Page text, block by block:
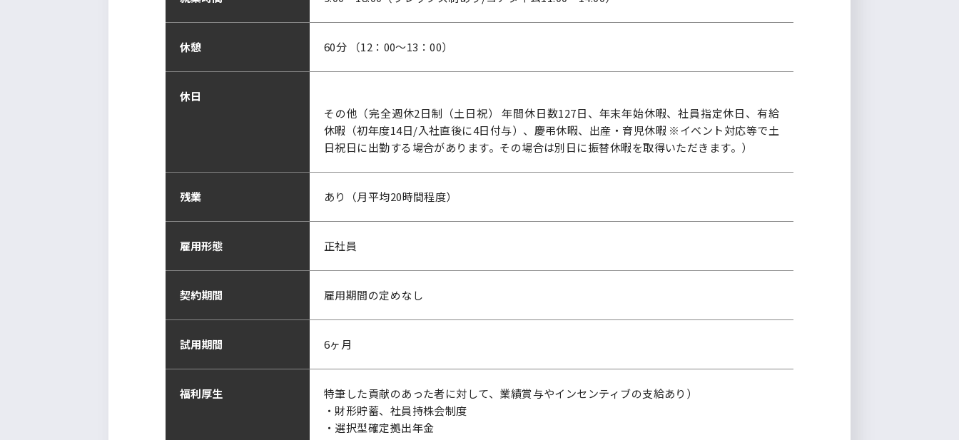
休憩 60分 （12：00～13：00）
休日
その他（完全週休2日制（土日祝） 年間休日数127日、年末年始休暇、社員指定休日、有給
休暇（初年度14日/入社直後に4日付与）、慶弔休暇、出産・育児休暇 ※イベント対応等で土
日祝日に出勤する場合があります。その場合は別日に振替休暇を取得いただきます。）
残業 あり（月平均20時間程度）
雇用形態 正社員
契約期間 雇用期間の定めなし
試用期間 6ヶ月
福利厚生
特筆した貢献のあった者に対して、業績賞与やインセンティブの支給あり）
・財形貯蓄、社員持株会制度
・選択型確定拠出年金